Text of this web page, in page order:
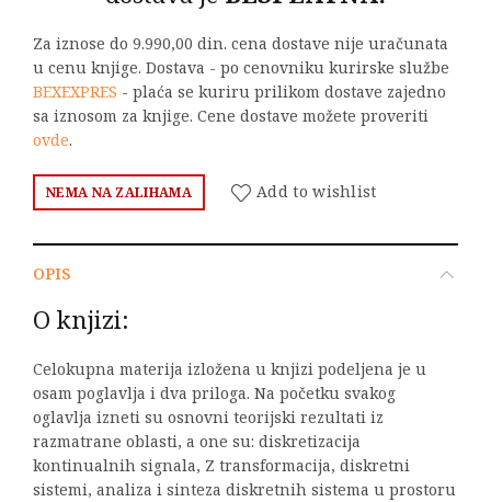
Za iznose do 9.990,00 din. cena dostave nije uračunata
u cenu knjige. Dostava - po cenovniku kurirske službe
BEXEXPRES - plaća se kuriru prilikom dostave zajedno
sa iznosom za knjige. Cene dostave možete proveriti
ovde.
NEMA NA ZALIHAMA Add to wishlist
OPIS
O knjizi:
Celokupna materija izložena u knjizi podeljena je u
osam poglavlja i dva priloga. Na početku svakog
oglavlja izneti su osnovni teorijski rezultati iz
razmatrane oblasti, a one su: diskretizacija
kontinualnih signala, Z transformacija, diskretni
sistemi, analiza i sinteza diskretnih sistema u prostoru